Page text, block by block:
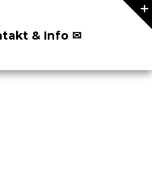
& Info ✉